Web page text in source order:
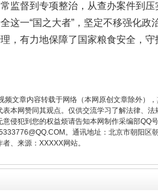
督到专项整治，从查办案件到
这一“国之大者”，坚定不移强化
，有力地保障了国家粮食安全，守
频文章内容转载于网络（本网原创文章除外
本网赞同其观点。仅供交流学习了解法律、
侵犯到您的权益烦请告知本网制作采编部
。通讯地址：北京市朝阳
、来源：XXXXX网站。
告 东山县通报“牛
业